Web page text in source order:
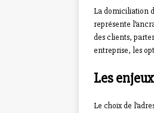
La domiciliation
représente
des clients,
entreprise, les
Les
Le choix de